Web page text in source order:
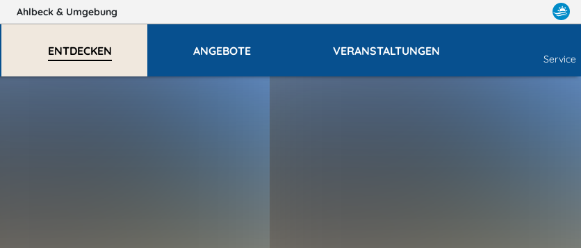
Ahlbeck & Umgebung
ENTDECKEN ANGEBOTE VERANSTALTUNGEN
Service